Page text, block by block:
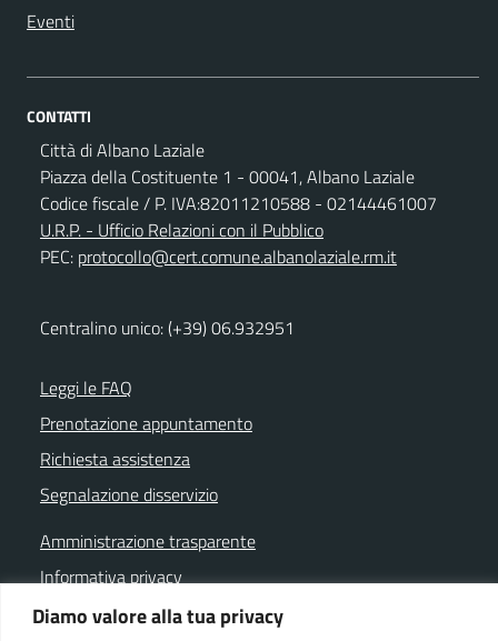
Diamo valore alla tua privacy
Eventi
CONTATTI
Città di Albano Laziale
Piazza della Costituente 1 - 00041, Albano Laziale
Codice fiscale / P. IVA:82011210588 - 02144461007
U.R.P. - Ufficio Relazioni con il Pubblico
PEC: protocollo@cert.comune.albanolaziale.rm.it
Centralino unico: (+39) 06.932951
Leggi le FAQ
Prenotazione appuntamento
Richiesta assistenza
Segnalazione disservizio
Amministrazione trasparente
Informativa privacy
Note legali